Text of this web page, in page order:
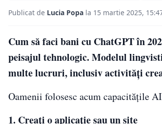
Publicat de Lucia Popa la 15 martie 2025,
Cum să faci bani cu ChatGPT în
peisajul tehnologic. Modelul
multe lucruri, inclusiv activități
Oamenii folosesc acum capacitățile
1. Creați o aplicație sau un site